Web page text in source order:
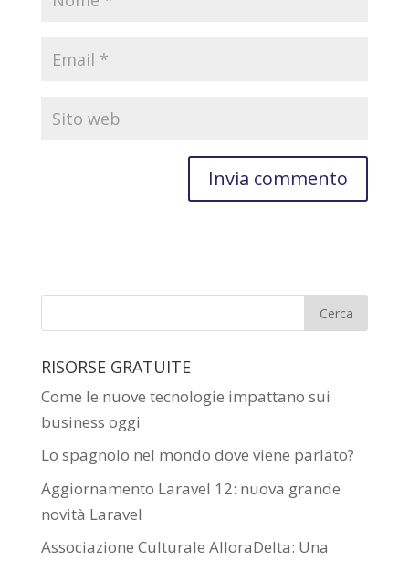
RISORSE GRATUITE
Come le nuove tecnologie impattano sui
business oggi
Lo spagnolo nel mondo dove viene parlato?
Aggiornamento Laravel 12: nuova grande
novità Laravel
Associazione Culturale AlloraDelta: Una